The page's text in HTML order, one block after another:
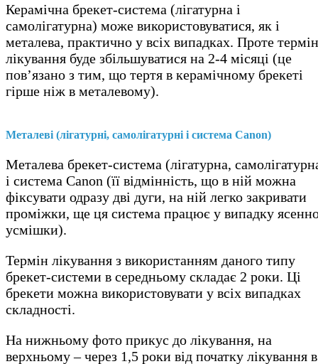
Керамічна брекет-система (лігатурна і
самолігатурна) може використовуватися, як і
металева, практично у всіх випадках. Проте термін
лікування буде збільшуватися на 2-4 місяці (це
пов’язано з тим, що тертя в керамічному брекеті
гірше ніж в металевому).
Металеві (лігатурні, самолігатурні і система Canon)
Металева брекет-система (лігатурна,
і система Canon (її відмінність, що в ній можна
фіксувати одразу дві дуги, на ній легко закривати
проміжки, ще ця система працює у випадку
усмішки).
Термін лікування з використанням даного типу
брекет-системи в середньому складає 2 роки. Ці
брекети можна використовувати у всіх випадках
складності.
На нижньому фото прикус до лікування, на
верхньому – через 1,5 роки від початку лікування в